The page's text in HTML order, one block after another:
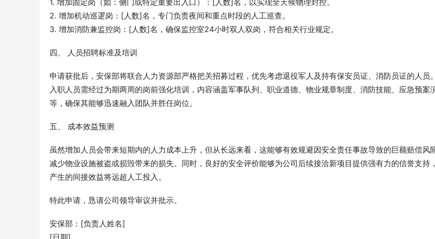
1. 增加固定岗（如：侧门或特定重要出入口）：[人数]名，以实现全天候物理封控。
2. 增加机动巡逻岗：[人数]名，专门负责夜间和重点时段的人工巡查。
3. 增加消防兼监控岗：[人数]名，确保监控室24小时双人双岗，符合相关行业规定。
四、 人员招聘标准及培训
申请获批后，安保部将联合人力资源部严格把关招募过程，优先考虑退役军人及持有保安员证、消防员证的人员
入职人员需经过为期两周的岗前强化培训，内容涵盖军事队列、职业道德、物业规章制度、消防技能、应急预案
等，确保其能够迅速融入团队并胜任岗位。
五、 成本效益预测
虽然增加人员会带来短期内的人力成本上升，但从长远来看，这能够有效规避因安全责任事故导致的巨额赔偿风
减少物业设施被盗或损毁带来的损失。同时，良好的安全评价能够为公司后续接洽新项目提供强有力的信誉支持
产生的间接效益将远超人工投入。
特此申请，恳请公司领导审议并批示。
安保部：[负责人姓名]
[日期]